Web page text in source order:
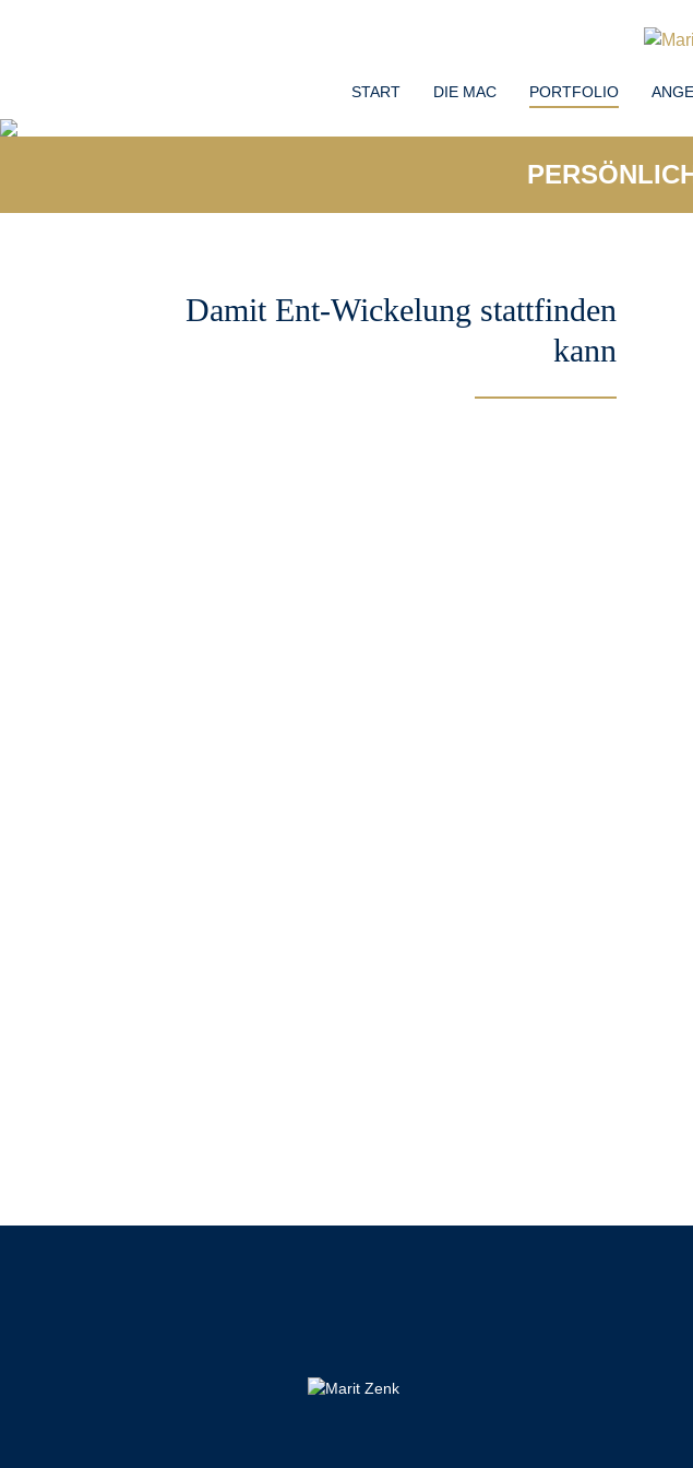
START DIE MAC PORTFOLIO
Damit Ent-Wickelung stattfinden
kann